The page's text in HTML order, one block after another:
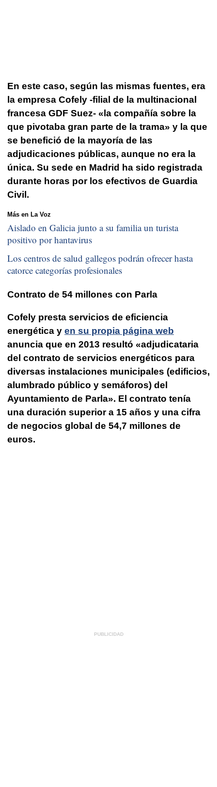
En este caso, según las mismas fuentes, era
la empresa Cofely -filial de la multinacional
francesa GDF Suez- «la compañía sobre la
que pivotaba gran parte de la trama» y la que
se benefició de la mayoría de las
adjudicaciones públicas, aunque no era la
única. Su sede en Madrid ha sido registrada
durante horas por los efectivos de Guardia
Civil.
Más en La Voz
Aislado en Galicia junto a su familia un turista
positivo por hantavirus
Los centros de salud gallegos podrán ofrecer hasta
catorce categorías profesionales
Contrato de 54 millones con Parla
Cofely presta servicios de eficiencia
energética y en su propia página web
anuncia que en 2013 resultó «adjudicataria
del contrato de servicios energéticos para
diversas instalaciones municipales (edificios,
alumbrado público y semáforos) del
Ayuntamiento de Parla». El contrato tenía
una duración superior a 15 años y una cifra
de negocios global de 54,7 millones de
euros.